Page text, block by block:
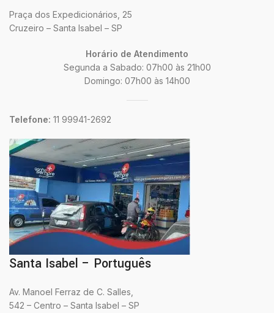
Praça dos Expedicionários, 25
Cruzeiro – Santa Isabel – SP
Horário de Atendimento
Segunda a Sabado: 07h00 às 21h00
Domingo: 07h00 às 14h00
Telefone: 11 99941-2692
Santa Isabel – Português
Av. Manoel Ferraz de C. Salles,
542 – Centro – Santa Isabel – SP